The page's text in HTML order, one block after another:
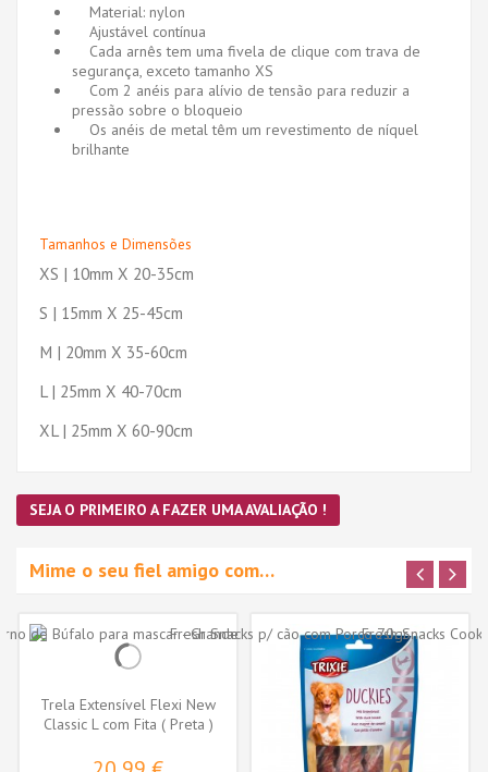
Material: nylon
Ajustável contínua
Cada arnês tem uma fivela de clique com trava de
segurança, exceto tamanho XS
Com 2 anéis para alívio de tensão para reduzir a
pressão sobre o bloqueio
Os anéis de metal têm um revestimento de níquel
brilhante
Tamanhos e Dimensões
XS | 10mm X 20-35cm
S | 15mm X 25-45cm
M | 20mm X 35-60cm
L | 25mm X 40-70cm
XL | 25mm X 60-90cm
SEJA O PRIMEIRO A FAZER UMA AVALIAÇÃO !
Mime o seu fiel amigo com…
Trela Extensível Flexi New
Classic L com Fita ( Preta )